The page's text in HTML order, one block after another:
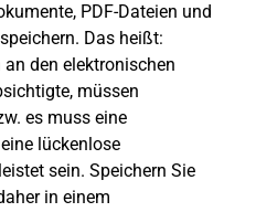
PDF-Dateien und
Das heißt:
den elektronischen
müssen
es muss eine
lückenlose
sein. Speichern Sie
in einem